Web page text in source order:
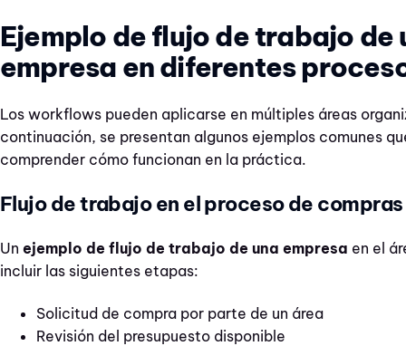
Ejemplo de flujo de trabajo de
empresa en diferentes
Los workflows pueden aplicarse en múltiples áreas
continuación, se presentan algunos ejemplos comunes
comprender cómo funcionan en la práctica.
Flujo de trabajo en el proceso de compras
Un ejemplo de flujo de trabajo de una empresa en el
incluir las siguientes etapas:
Solicitud de compra por parte de un área
Revisión del presupuesto disponible